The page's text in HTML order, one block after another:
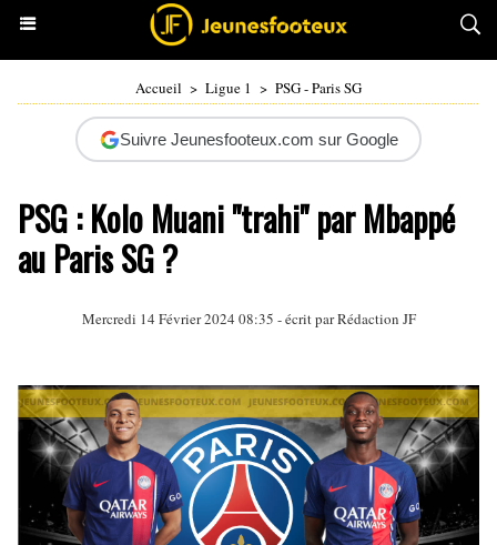
Accueil > Ligue 1 > PSG - Paris SG
Suivre Jeunesfooteux.com sur Google
PSG : Kolo Muani "trahi" par Mbappé
au Paris SG ?
Mercredi 14 Février 2024 08:35 - écrit par Rédaction JF